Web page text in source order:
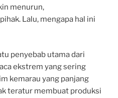
menurun,
Lalu, mengapa hal ini
penyebab utama dari
ekstrem yang sering
kemarau yang panjang
teratur membuat produksi